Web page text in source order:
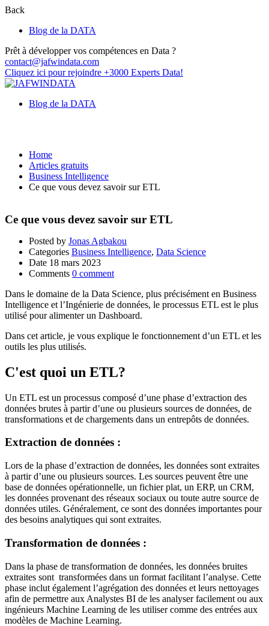
Back
Blog de la DATA
Prêt à développer vos compétences en Data ?
contact@jafwindata.com
Cliquez ici pour rejoindre +3000 Experts Data!
Blog de la DATA
Home
Articles gratuits
Business Intelligence
Ce que vous devez savoir sur ETL
Ce que vous devez savoir sur ETL
Posted by Jonas Agbakou
Categories Business Intelligence, Data Science
Date 18 mars 2023
Comments 0 comment
Dans le domaine de la Data Science, plus précisément en Business
Intelligence et l’Ingénierie de données, le processus ETL est le plus
utilisé pour alimenter un Dashboard.
Dans cet article, je vous explique le fonctionnement d’un ETL et les
outils les plus utilisés.
C'est quoi un ETL?
Un ETL est un processus composé d’une phase d’extraction des
données brutes à partir d’une ou plusieurs sources de données, de
transformations et de chargements dans un entrepôts de données.
Extraction de données :
Lors de la phase d’extraction de données, les données sont extraites
à partir d’une ou plusieurs sources. Les sources peuvent être une
base de données opérationnelle, un fichier plat, un ERP, un CRM,
les données provenant des réseaux sociaux ou toute autre source de
données utiles. Généralement, ce sont des données importantes pour
des besoins analytiques qui sont extraites.
Transformation de données :
Dans la phase de transformation de données, les données bruites
extraites sont transformées dans un format facilitant l’analyse. Cette
phase inclut également l’agrégation des données et leurs nettoyages
afin de permettre aux Analystes BI de les analyser facilement ou aux
ingénieurs Machine Learning de les utiliser comme des entrées aux
modèles de Machine Learning.